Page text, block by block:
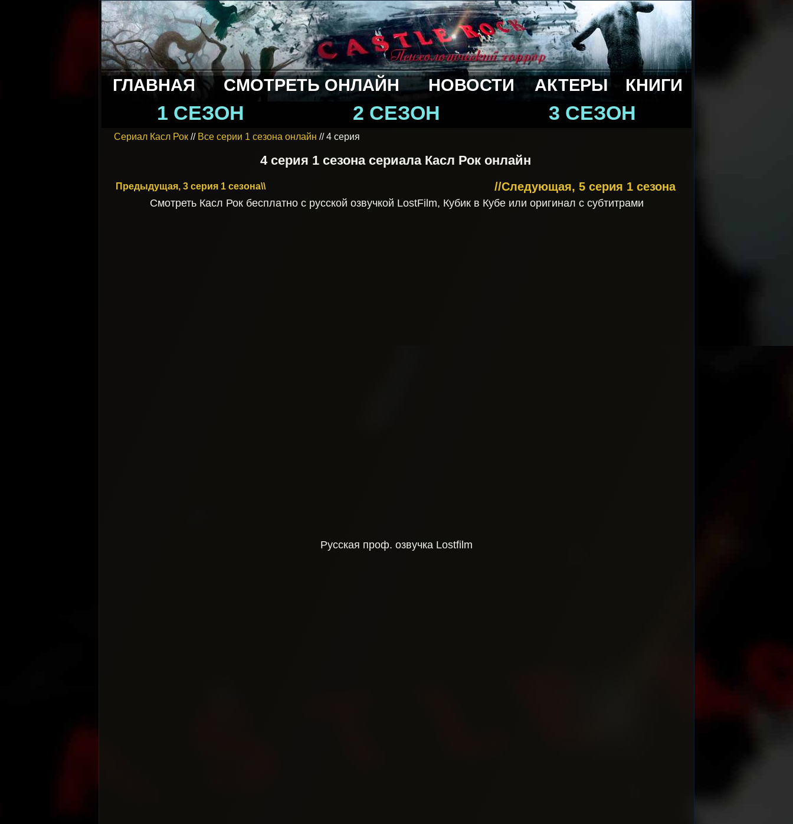
ГЛАВНАЯ СМОТРЕТЬ ОНЛАЙН НОВОСТИ АКТЕРЫ КНИГИ
1 СЕЗОН 2 СЕЗОН 3 СЕЗОН
Сериал Касл Рок // Все серии 1 сезона онлайн // 4 серия
4 серия 1 сезона сериала Касл Рок онлайн
Предыдущая, 3 серия 1 сезона\\ //Cледующая, 5 серия 1 сезона
Смотреть Касл Рок бесплатно с русской озвучкой LostFilm, Кубик в Кубе или оригинал с субтитрами
Русская проф. озвучка Lostfilm